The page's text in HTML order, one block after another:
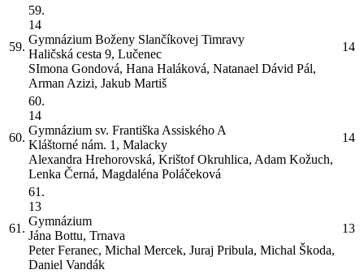
59.
59.
14
Gymnázium Boženy Slančíkovej Timravy
Haličská cesta 9, Lučenec
SImona Gondová, Hana Haláková, Natanael Dávid Pál,
Arman Azizi, Jakub Martiš
14
60.
60.
14
Gymnázium sv. Františka Assiského A
Kláštorné nám. 1, Malacky
Alexandra Hrehorovská, Krištof Okruhlica, Adam Kožuch,
Lenka Černá, Magdaléna Poláčeková
14
61.
61.
13
Gymnázium
Jána Bottu, Trnava
Peter Feranec, Michal Mercek, Juraj Pribula, Michal Škoda,
Daniel Vandák
13